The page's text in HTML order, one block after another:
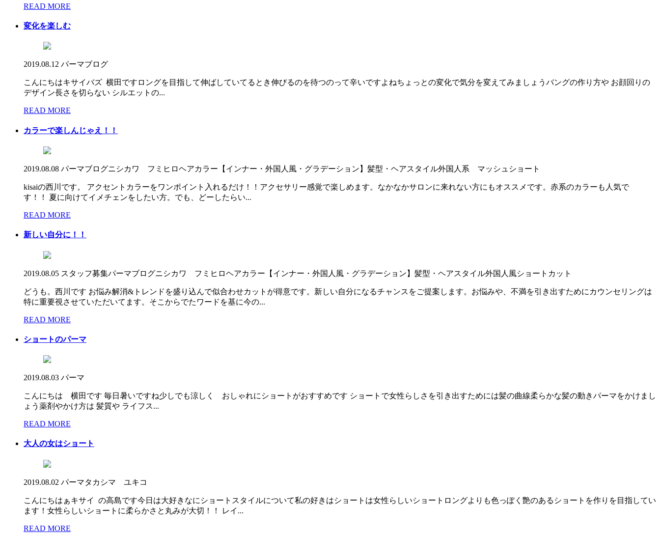
READ MORE
変化を楽しむ
2019.08.12 パーマブログ
こんにちはキサイバズ 横田ですロングを目指して伸ばしていてるとき伸びるのを待つのって辛いですよねちょっとの変化で気分を変えてみましょうバングの作り方や お顔回りの
デザイン長さを切らない シルエットの...
READ MORE
カラーで楽しんじゃえ！！
2019.08.08 パーマブログニシカワ フミヒロヘアカラー【インナー・外国人風・グラデーション】 髪型・ヘアスタイル外国人系 マッシュショート
kisaiの西川です。 アクセントカラーをワンポイント入れるだけ！！アクセサリー感覚で楽しめます。なかなかサロンに来れない方にもオススメです。赤系のカラーも人気で
す！！ 夏に向けてイメチェンをしたい方。でも、どーしたらい...
READ MORE
新しい自分に！！
2019.08.05 スタッフ募集パーマブログニシカワ フミヒロヘアカラー【インナー・外国人風・グラデーション】 髪型・ヘアスタイル外国人風ショートカット
どうも。西川です お悩み解消&トレンドを盛り込んで似合わせカットが得意です。新しい自分になるチャンスをご提案します。お悩みや、不満を引き出すためにカウンセリングは
特に重要視させていただいてます。そこからでたワードを基に今の...
READ MORE
ショートのパーマ
2019.08.03 パーマ
こんにちは 横田です 毎日暑いですね少しでも涼しく おしゃれにショートがおすすめです ショートで女性らしさを引き出すためには髪の曲線柔らかな髪の動きパーマをかけまし
ょう薬剤やかけ方は 髪質や ライフス...
READ MORE
大人の女はショート
2019.08.02 パーマタカシマ ユキコ
こんにちはぁキサイ の高島です今日は大好きなにショートスタイルについて私の好きはショートは女性らしいショートロングよりも色っぽく艶のあるショートを作りを目指してい
ます！女性らしいショートに柔らかさと丸みが大切！！ レイ...
READ MORE